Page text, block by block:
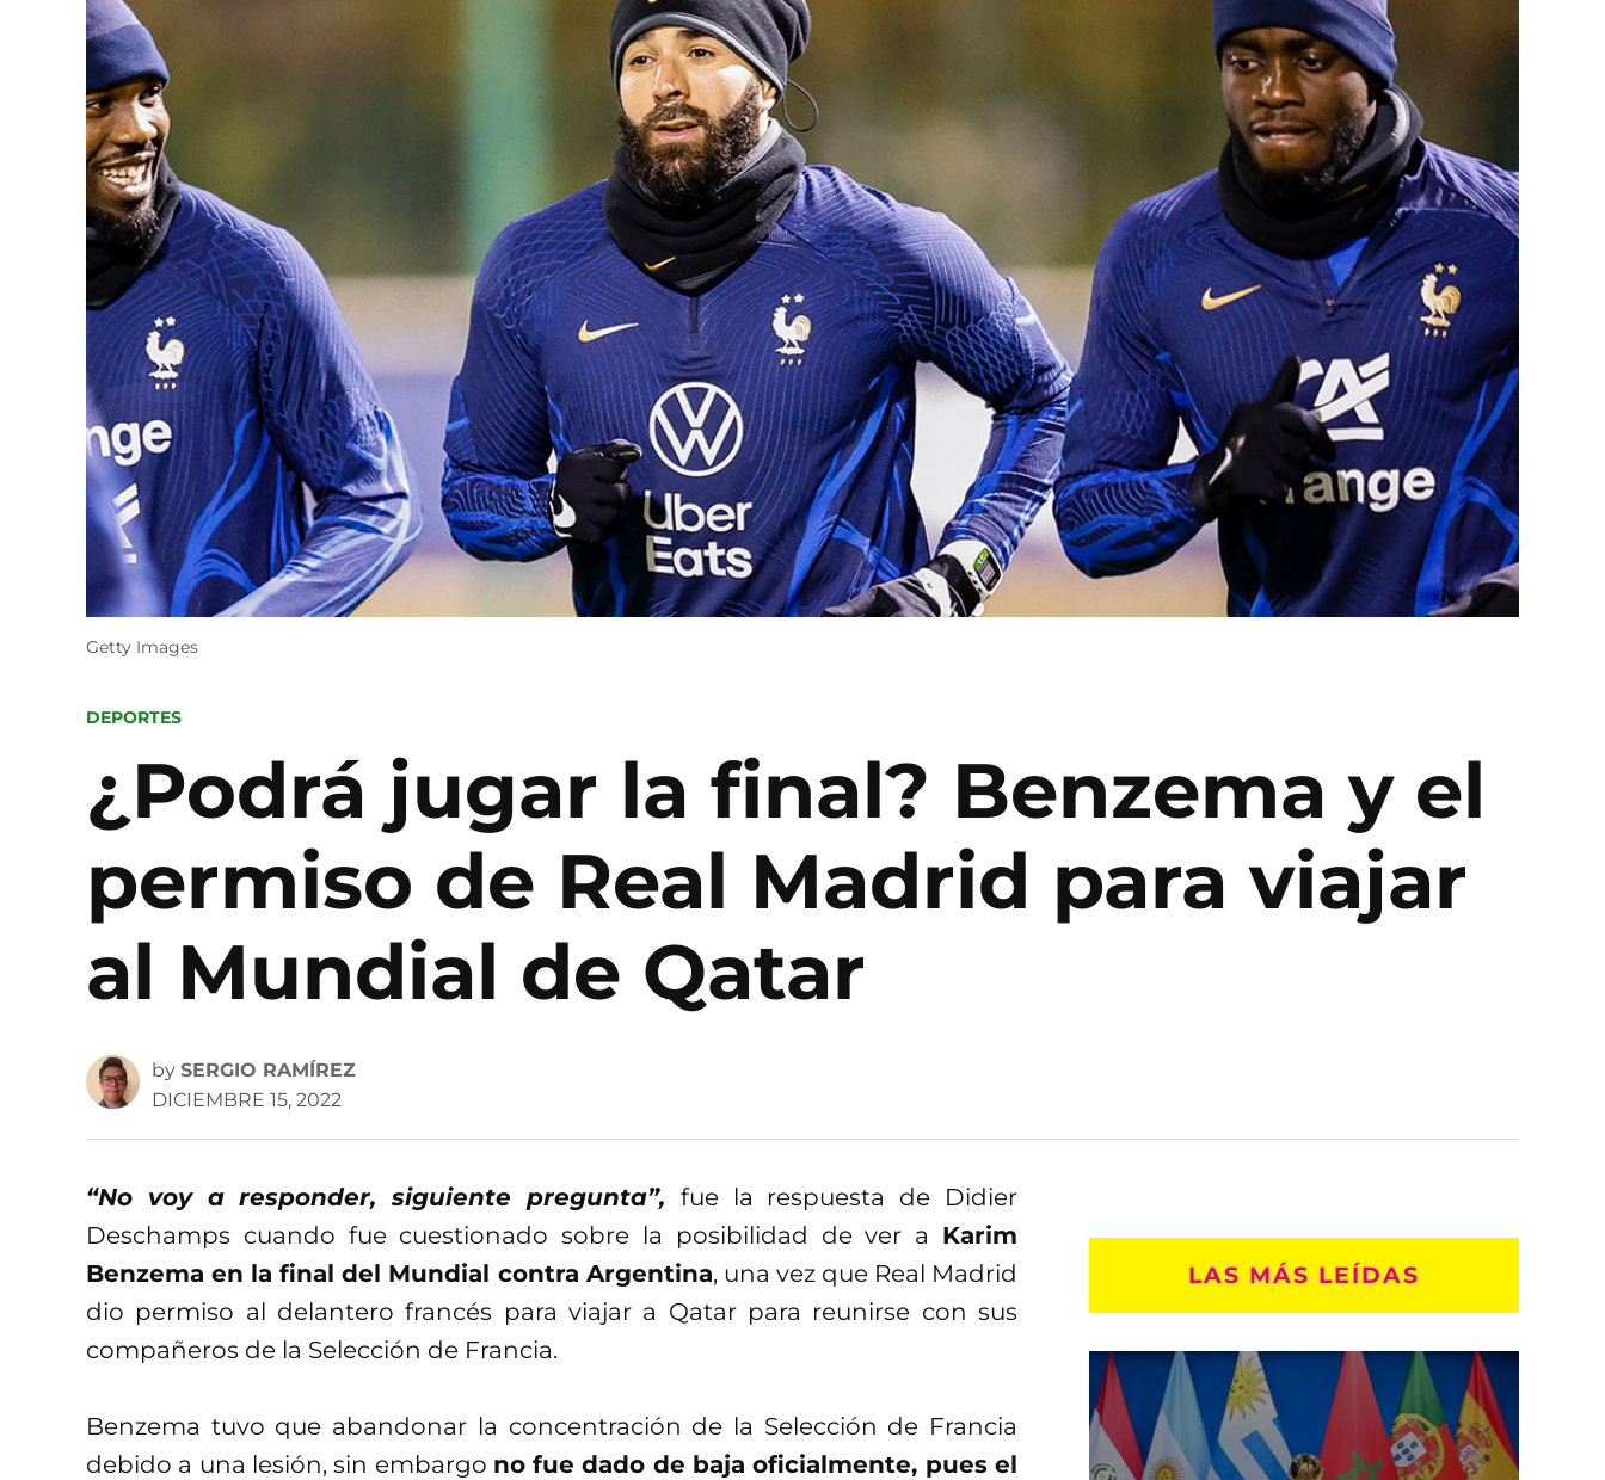
Getty Images
POSTED
DEPORTES
¿Podrá jugar la final? Benzema y el
permiso de Real Madrid para viajar
al Mundial de Qatar
by SERGIO RAMÍREZ
DICIEMBRE 15, 2022
“No voy a responder, siguiente pregunta”, fue la respuesta de Didier
Deschamps cuando fue cuestionado sobre la posibilidad de ver a Karim
Benzema en la final del Mundial contra Argentina, una vez que Real Madrid
dio permiso al delantero francés para viajar a Qatar para reunirse con sus
compañeros de la Selección de Francia.
Benzema tuvo que abandonar la concentración de la Selección de Francia
debido a una lesión, sin embargo no fue dado de baja oficialmente, pues el
LAS MÁS LEÍDAS